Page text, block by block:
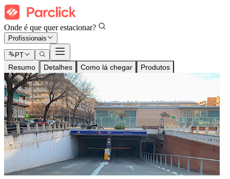
Onde é que quer estacionar?
Profissionais
PT
Resumo Detalhes Como lá chegar Produtos